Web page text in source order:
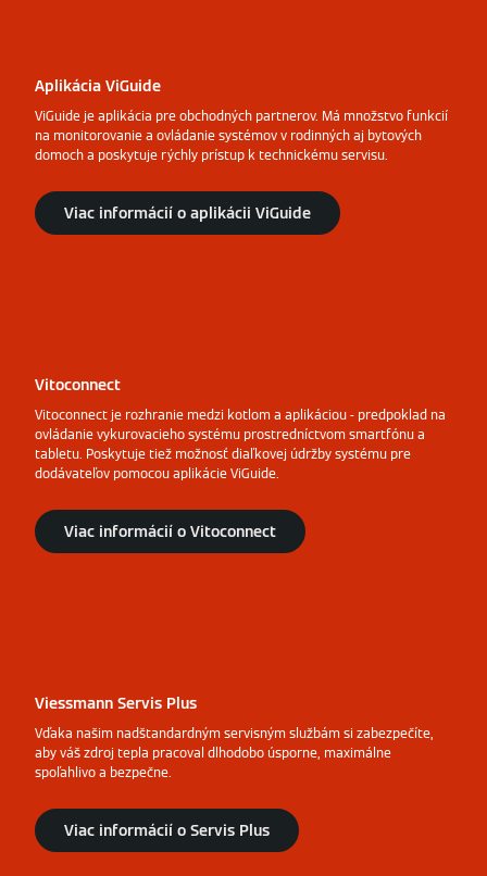
Aplikácia ViGuide
ViGuide je aplikácia pre obchodných partnerov. Má množstvo funkcií
na monitorovanie a ovládanie systémov v rodinných aj bytových
domoch a poskytuje rýchly prístup k technickému servisu.
Viac informácií o aplikácii ViGuide
Vitoconnect
Vitoconnect je rozhranie medzi kotlom a aplikáciou - predpoklad na
ovládanie vykurovacieho systému prostredníctvom smartfónu a
tabletu. Poskytuje tiež možnosť diaľkovej údržby systému pre
dodávateľov pomocou aplikácie ViGuide.
Viac informácií o Vitoconnect
Viessmann Servis Plus
Vďaka našim nadštandardným servisným službám si zabezpečíte,
aby váš zdroj tepla pracoval dlhodobo úsporne, maximálne
spoľahlivo a bezpečne.
Viac informácií o Servis Plus